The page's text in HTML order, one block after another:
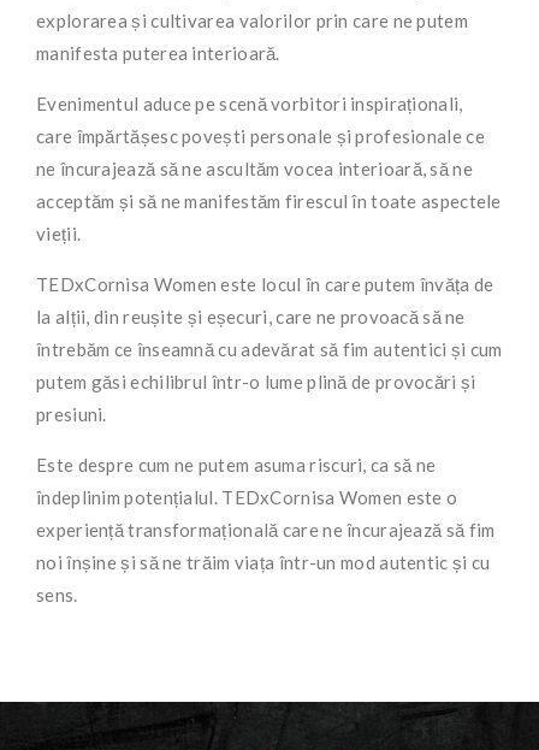
explorarea și cultivarea valorilor prin care ne putem
manifesta puterea interioară.
Evenimentul aduce pe scenă vorbitori inspiraționali,
care împărtășesc povești personale și profesionale ce
ne încurajează să ne ascultăm vocea interioară, să ne
acceptăm și să ne manifestăm firescul în toate aspectele
vieții.
TEDxCornisa Women este locul în care putem învăța de
la alții, din reușite și eșecuri, care ne provoacă să ne
întrebăm ce înseamnă cu adevărat să fim autentici și cum
putem găsi echilibrul într-o lume plină de provocări și
presiuni.
Este despre cum ne putem asuma riscuri, ca să ne
îndeplinim potențialul. TEDxCornisa Women este o
experiență transformațională care ne încurajează să fim
noi înșine și să ne trăim viața într-un mod autentic și cu
sens.